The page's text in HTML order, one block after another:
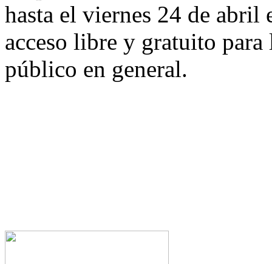
hasta el viernes 24 de
acceso libre y gratuito
público en general.